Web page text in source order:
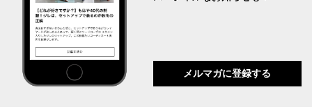
メルマガに登録する